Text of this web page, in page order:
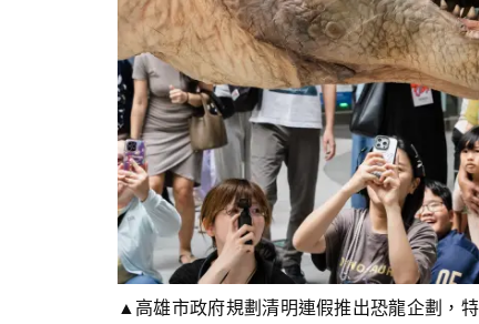
▲高雄市政府規劃清明連假推出恐龍企劃，